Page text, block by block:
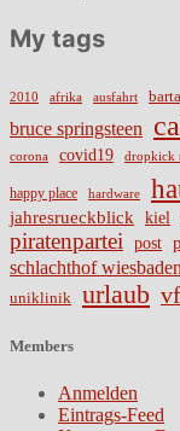
My tags
2010 afrika ausfahrt
bruce springsteen
corona covid19 dropkick
happy place hardware
jahresrueckblick kiel
piratenpartei post
schlachthof wiesbaden
uniklinik urlaub
Members
Anmelden
Eintrags-Feed